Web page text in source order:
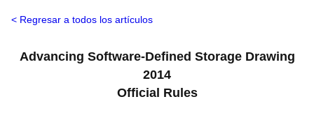
Regresar a todos los artículos
Advancing Software-Defined Storage Drawing
2014
Official Rules